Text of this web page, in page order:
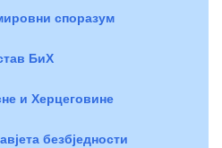
споразум
БиХ
и Херцеговине
безбједности